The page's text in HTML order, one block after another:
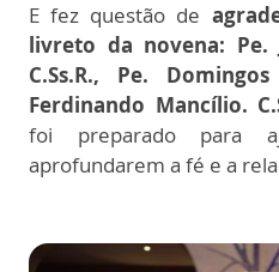
E fez questão de
livreto da novena: Pe.
C.Ss.R., Pe.
Ferdinando Mancílio.
foi preparado para
aprofundarem a fé e a